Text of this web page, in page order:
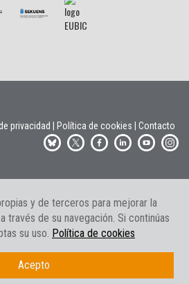
privacidad Política de cookies Contacto
y de terceros para mejorar la
través de su navegación. Si continúas
su uso. Política de cookies
Acepto